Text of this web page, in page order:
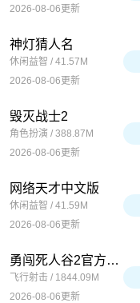
2026-08-06更新
神灯猜人名
休闲益智 / 41.57M
2026-08-06更新
毁灭战士2
角色扮演 / 388.87M
2026-08-06更新
网络天才中文版
休闲益智 / 41.59M
2026-08-06更新
勇闯死人谷2官方正版
飞行射击 / 1844.09M
2026-08-06更新